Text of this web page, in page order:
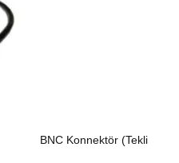
BNC Konnektör (Tekli